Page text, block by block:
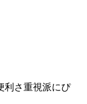
利さ重視派にぴ